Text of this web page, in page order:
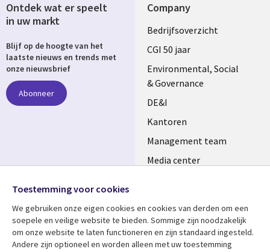
Company
Useful
links
NETHERLANDS
Bedrijfsoverzicht
CGI 50 jaar
Environmental, Social
& Governance
DE&I
Kantoren
Management team
Media center
Ontdek wat er speelt
in uw markt
Blijf op de hoogte van het
laatste nieuws en trends met
onze nieuwsbrief
Abonneer
Media
NETHERLANDS
Toestemming voor cookies
We gebruiken onze eigen cookies en cookies van derden om een ​​
soepele en veilige website te bieden. Sommige zijn noodzakelijk
om onze website te laten functioneren en zijn standaard ingesteld.
Andere zijn optioneel en worden alleen met uw toestemming